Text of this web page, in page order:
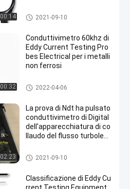
00:14
Apparecchiatura di collaudo d
el flusso turbolento
2021-09-10
00:32
Conduttivimetro 60khz di
Eddy Current Testing Pro
bes Electrical per i metalli
non ferrosi
Apparecchiatura di collaudo d
el flusso turbolento
2022-04-06
02:23
La prova di Ndt ha pulsato
conduttivimetro di Digital
dell'apparecchiatura di co
llaudo del flusso turbolent
Apparecchiatura di collaudo d
el flusso turbolento
2021-09-10
Classificazione di Eddy Cu